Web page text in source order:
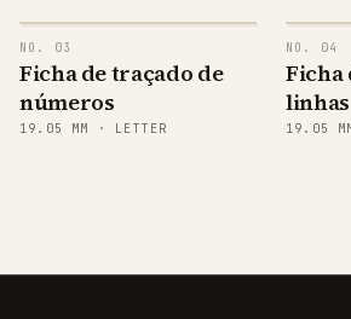
1 2 3
1 2 3
1 2 3
NO. 03
Ficha de traçado de
números
19.05 MM · LETTER
NO. 04
Ficha
linhas
19.05